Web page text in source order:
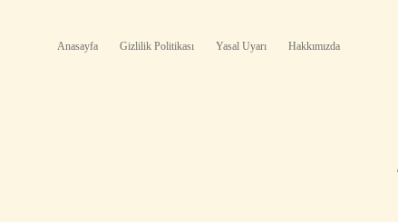
Anasayfa Gizlilik Politikası Yasal Uyarı Hakkımızda